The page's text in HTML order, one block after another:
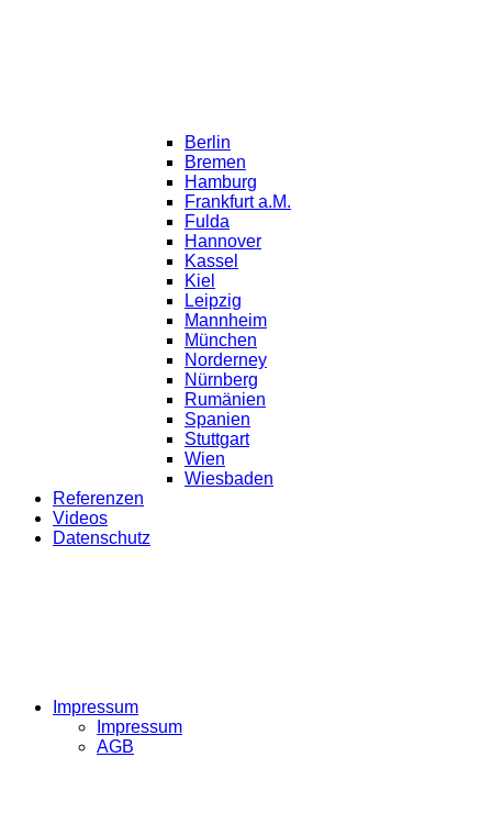
Berlin
Bremen
Hamburg
Frankfurt a.M.
Fulda
Hannover
Kassel
Kiel
Leipzig
Mannheim
München
Norderney
Nürnberg
Rumänien
Spanien
Stuttgart
Wien
Wiesbaden
Referenzen
Videos
Datenschutz
Impressum
Impressum
AGB